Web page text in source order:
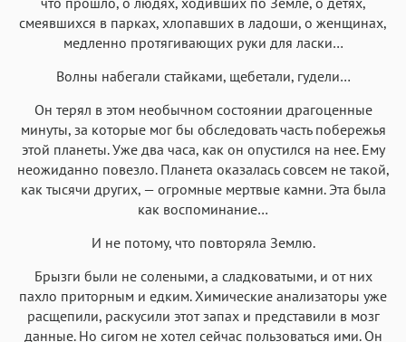
смеявшихся в парках, хлопавших в ладоши, о женщинах,
медленно протягивающих руки для ласки…
Волны набегали стайками, щебетали, гудели…
Он терял в этом необычном состоянии драгоценные
минуты, за которые мог бы обследовать часть побережья
этой планеты. Уже два часа, как он опустился на нее. Ему
неожиданно повезло. Планета оказалась совсем не такой,
как тысячи других, — огромные мертвые камни. Эта была
как воспоминание…
И не потому, что повторяла Землю.
Брызги были не солеными, а сладковатыми, и от них
пахло приторным и едким. Химические анализаторы уже
расщепили, раскусили этот запах и представили в мозг
данные. Но сигом не хотел сейчас пользоваться ими. Он